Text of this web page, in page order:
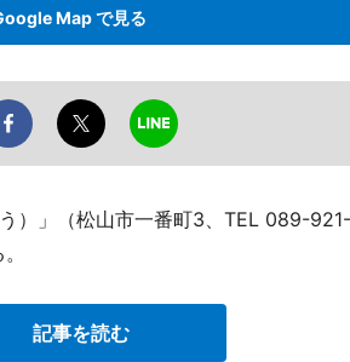
Map で見る
）」（松山市一番町3、TEL 089-
記事を読む